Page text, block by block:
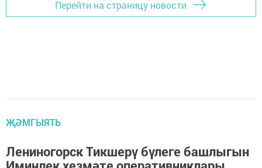
Перейти на страницу новости
ҖӘМГЫЯТЬ
Лениногорск Тикшерү бүлеге башлыгын